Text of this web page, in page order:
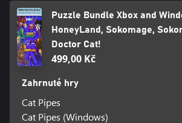
Puzzle Bundle Xbox and
HoneyLand, Sokomage,
Doctor Cat!
499,00 Kč
Zahrnuté hry
Cat Pipes
Cat Pipes (Windows)